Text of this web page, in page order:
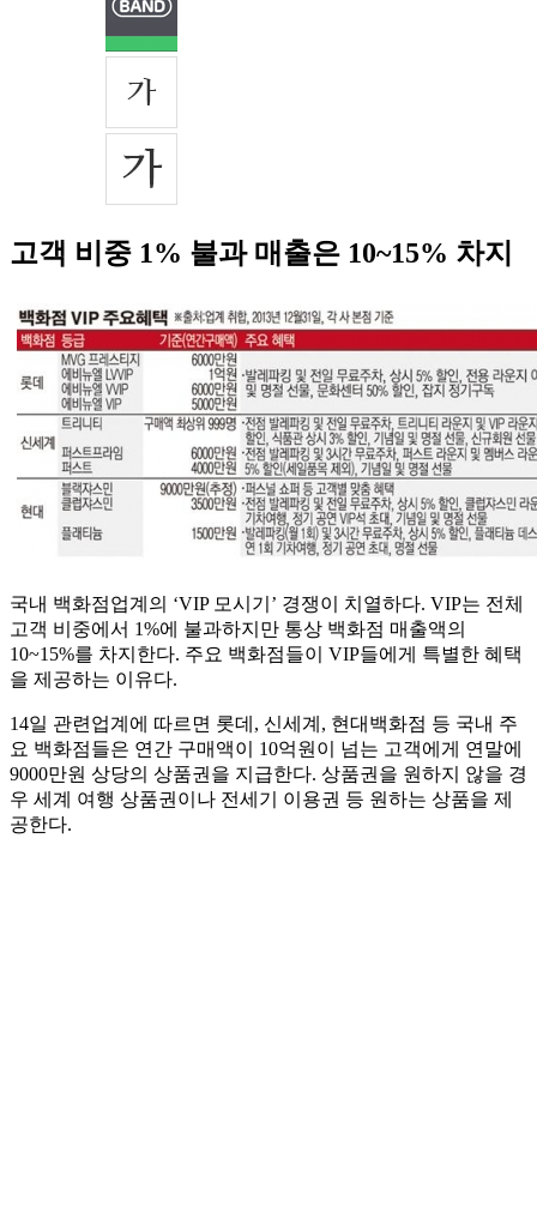
고객 비중 1% 불과 매출은 10~15% 차지
국내 백화점업계의 ‘VIP 모시기’ 경쟁이 치열하다. VIP는 전체
고객 비중에서 1%에 불과하지만 통상 백화점 매출액의
10~15%를 차지한다. 주요 백화점들이 VIP들에게 특별한 혜택
을 제공하는 이유다.
14일 관련업계에 따르면 롯데, 신세계, 현대백화점 등 국내 주
요 백화점들은 연간 구매액이 10억원이 넘는 고객에게 연말에
9000만원 상당의 상품권을 지급한다. 상품권을 원하지 않을 경
우 세계 여행 상품권이나 전세기 이용권 등 원하는 상품을 제
공한다.